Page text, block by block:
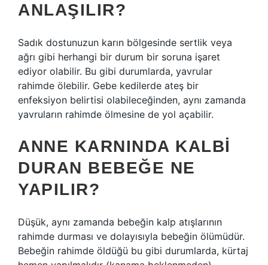
ANLAŞILIR?
Sadık dostunuzun karın bölgesinde sertlik veya
ağrı gibi herhangi bir durum bir soruna işaret
ediyor olabilir. Bu gibi durumlarda, yavrular
rahimde ölebilir. Gebe kedilerde ateş bir
enfeksiyon belirtisi olabileceğinden, aynı zamanda
yavruların rahimde ölmesine de yol açabilir.
ANNE KARNINDA KALBI
DURAN BEBEĞE NE
YAPILIR?
Düşük, aynı zamanda bebeğin kalp atışlarının
rahimde durması ve dolayısıyla bebeğin ölümüdür.
Bebeğin rahimde öldüğü bu gibi durumlarda, kürtaj